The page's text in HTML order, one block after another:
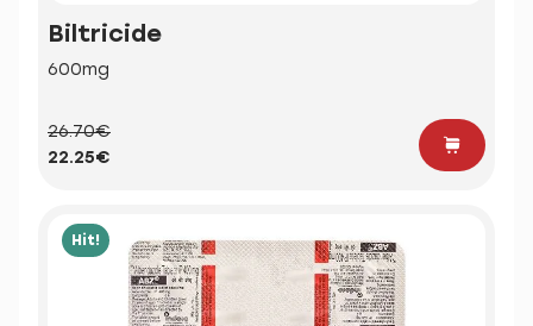
Biltricide
600mg
26.70€
22.25€
Hit!